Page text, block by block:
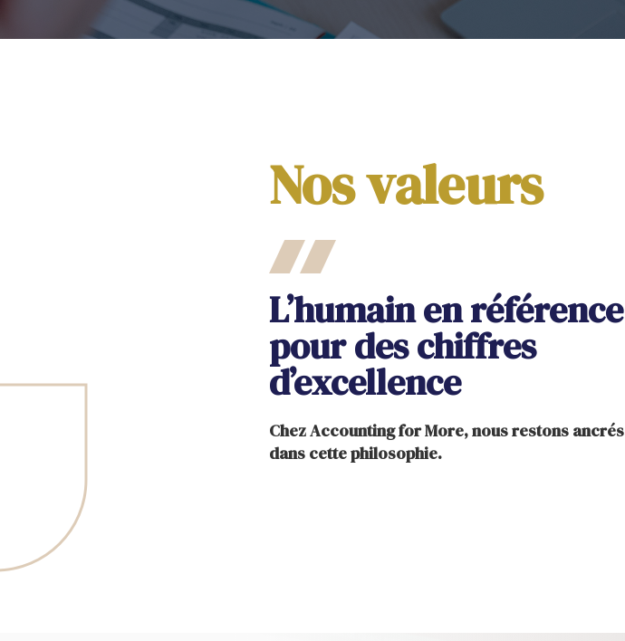
Nos valeurs
L’humain en référence
pour des chiffres
d’excellence
Chez Accounting for More, nous restons ancrés
dans cette philosophie.